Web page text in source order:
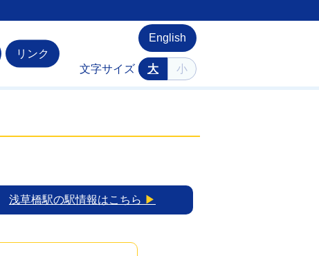
リンク
English
文字サイズ 大 小
浅草橋駅の駅情報はこちら ▶